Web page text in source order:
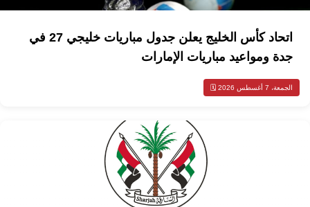
اتحاد كأس الخليج يعلن جدول مباريات خليجي 27 في
جدة ومواعيد مباريات الإمارات
الجمعة، 7 أغسطس 2026 🗓️